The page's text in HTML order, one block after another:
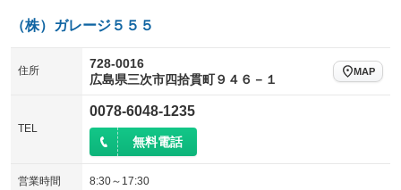
（株）ガレージ５５５
住所
728-0016
広島県三次市四拾貫町９４６－１
MAP
TEL
0078-6048-1235
無料電話
営業時間 8:30～17:30